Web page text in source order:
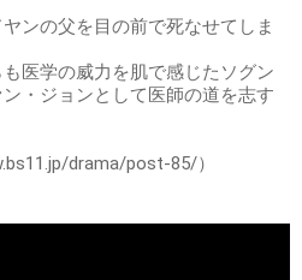
ンの父を目の前で死なせてしま
医学の威力を肌で感じたソグン
・ジョンとして医師の道を志す
drama/post-85/）